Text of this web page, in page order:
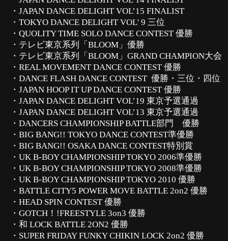
・JAPAN DANCE DELIGHT VOL’15 FINALIST
・TOKYO DANCE DELIGHT VOL' 9 三位
・QUOLITY TIME SOLO DANCE CONTEST 優勝
・テレビ東京系列「BLOOM」優勝
・テレビ東京系列「BLOOM」GRAND CHAMPION大
・REAL MOVEMENT DANCE CONTEST 優勝
・DANCE FLASH DANCE CONTEST 優勝・三位・四位
・JAPAN HOOP IT UP DANCE CONTEST 優勝
・JAPAN DANCE DELIGHT VOL’19 東京予選通過
・JAPAN DANCE DELIGHT VOL’13 東京予選通過
・DANCERS CHAMPIONSHIP BATTLE部門 優勝
・BIG BANG!! TOKYO DANCE CONTEST準優勝
・BIG BANG!! OSAKA DANCE CONTEST特別賞
・UK B-BOY CHAMPIONSHIP TOKYO 2006準優勝
・UK B-BOY CHAMPIONSHIP TOKYO 2008準優勝
・UK B-BOY CHAMPIONSHIP TOKYO 2010 優勝
・BATTLE CITY5 POWER MOVE BATTLE 2on2 優勝
・HEAD SPIN CONTEST 優勝
・GOTCH！!FREESTYLE 3on3 優勝
・和 LOCK BATTLE 2ON2 優勝
・SUPER FRIDAY FUNKY CHIKIN LOCK 2on2 優勝